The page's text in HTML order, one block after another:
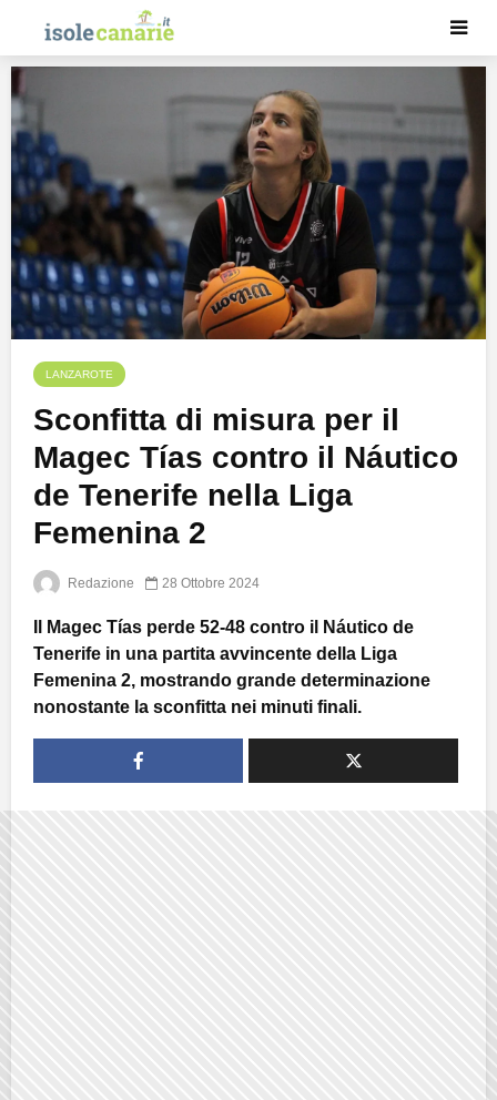
LANZAROTE
Sconfitta di misura per il
Magec Tías contro il Náutico
de Tenerife nella Liga
Femenina 2
Redazione 28 Ottobre 2024
Il Magec Tías perde 52-48 contro il Náutico de
Tenerife in una partita avvincente della Liga
Femenina 2, mostrando grande determinazione
nonostante la sconfitta nei minuti finali.